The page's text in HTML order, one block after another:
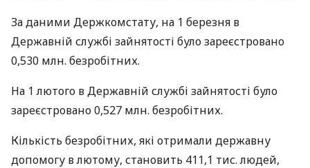
За даними Держкомстату, на 1 березня в
Державній службі зайнятості було зареєстровано
0,530 млн. безробітних.
На 1 лютого в Державній службі зайнятості було
зареєстровано 0,527 млн. безробітних.
Кількість безробітних, які отримали державну
допомогу в лютому, становить 411,1 тис. людей,